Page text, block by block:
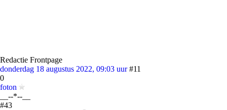
Redactie Frontpage
donderdag 18 augustus 2022, 09:03 uur #11
0
foton
__--*--__
#43